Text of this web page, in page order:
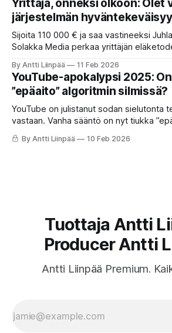
niin, että ovet avautuvat vastarinnan
Yrittäjä, onneksi olkoon: Olet
järjestelmän
Sijoita 110 000 € ja saa vastineeksi
Solakka Media perkaa yrittäjän
”rikkaus”, alkavat juhlapuheet ja
puulta. Tervetuloa järjestelmään, jossa
yhtä vähän.
By Antti Liinpää 11 Feb 2026
YouTube-apokalypsi 2025:
”epäaito” algoritmin silmissä?
YouTube on julistanut sodan sielutonta
vastaan. Vanha sääntö on nyt tiukka
politiikka, joka voi viedä mainostulot
Lue, miten vältät algoritmin ansat ja
By Antti Liinpää 10 Feb 2026
Tuottaja Antti
Producer Antti
Antti Liinpää Premium.